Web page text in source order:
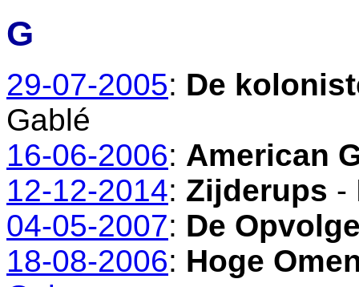
G
29-07-2005: De
Gablé
16-06-2006: American
12-12-2014: Zijderups -
04-05-2007: De
18-08-2006: Hoge